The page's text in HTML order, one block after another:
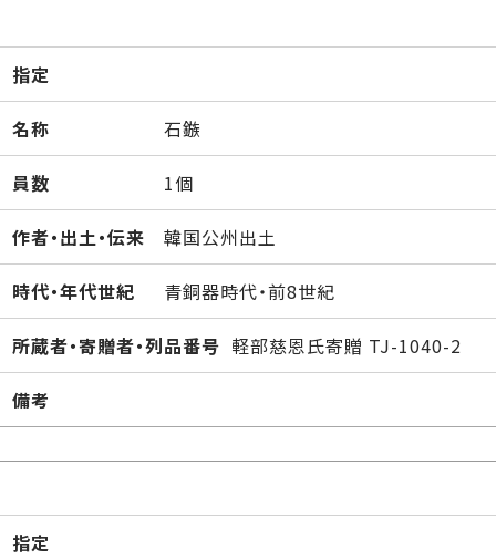
指定
名称 石鏃
員数 1個
作者・出土・伝来 韓国公州出土
時代・年代世紀 青銅器時代・前8世紀
所蔵者・寄贈者・列品番号 軽部慈恩氏寄贈 TJ-1040-2
備考
指定